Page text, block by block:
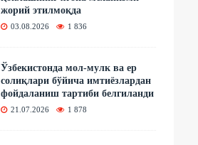
жорий этилмоқда
03.08.2026 1 836
Ўзбекистонда мол-мулк ва ер
солиқлари бўйича имтиёзлардан
фойдаланиш тартиби белгиланди
21.07.2026 1 878